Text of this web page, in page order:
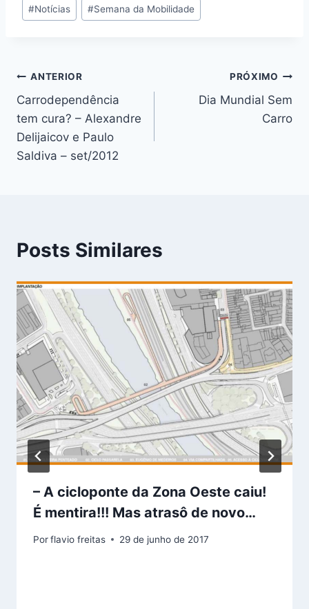
Post:
#Notícias #Semana da Mobilidade
Navegação
de
Post
ANTERIOR
Carrodependência
tem cura? – Alexandre
Delijaicov e Paulo
Saldiva – set/2012
PRÓXIMO
Dia Mundial Sem
Carro
Posts Similares
– A cicloponte da Zona Oeste caiu!
É mentira!!! Mas atrasô de novo…
Porflavio freitas 29 de junho de 2017